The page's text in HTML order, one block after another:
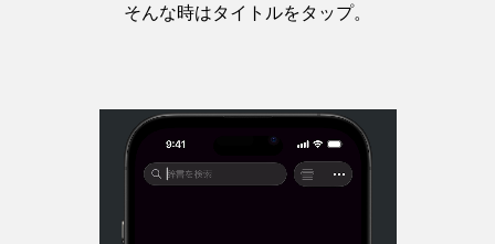
そんな時はタイトルをタップ。